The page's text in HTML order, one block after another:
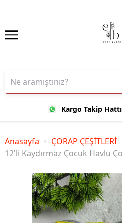
Kargo Takip
Anasayfa ÇORAP ÇEŞİTLERİ
12'li Kaydırmaz Çocuk Havlu